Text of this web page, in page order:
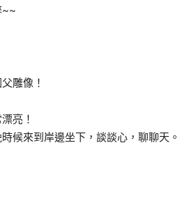
~~
雕像！
亮！
候來到岸邊坐下，談談心，聊聊天。